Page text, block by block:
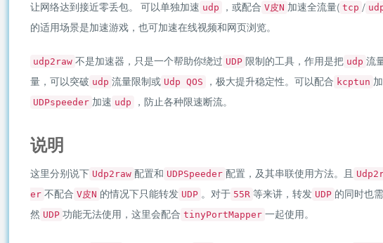
让网络达到接近零丢包。 可以单独加速 udp ，或配合 V皮N 加速全流量( tcp /
的适用场景是加速游戏，也可加速在线视频和网页浏览。
udp2raw 不是加速器，只是一个帮助你绕过 UDP 限制的工具，作用是把 udp 流
量，可以突破 udp 流量限制或 Udp QOS ，极大提升稳定性。可以配合 kcptun
UDPspeeder 加速 udp ，防止各种限速断流。
说明
这里分别说下 Udp2raw 配置和 UDPSpeeder 配置，及其串联使用方法。且
er 不配合 V皮N 的情况下只能转发 UDP 。对于 55R 等来讲，转发 UDP 的同时也
然 UDP 功能无法使用，这里会配合 tinyPortMapper 一起使用。